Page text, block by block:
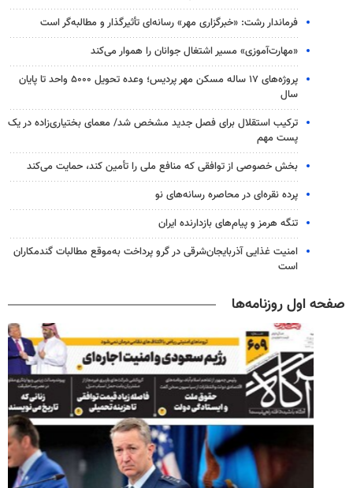
فرماندار رشت: «خبرگزاری مهر» رسانه‌ای تأثیرگذار و مطالبه‌گر است
«مهارت‌آموزی» مسیر اشتغال جوانان را هموار می‌کند
پروژه‌های ۱۷ ساله مسکن مهر پردیس؛ وعده تحویل ۵۰۰۰ واحد تا پایان
سال
ترکیب استقلال برای فصل جدید مشخص شد/ معمای بختیاری‌زاده در یک
پست مهم
بخش خصوصی از توافقی که منافع ملی را تأمین کند، حمایت می‌کند
پرده نقره‌ای در محاصره رسانه‌های نو
تنگه هرمز و پیام‌های بازدارنده ایران
امنیت غذایی آذربایجان‌شرقی در گرو پرداخت به‌موقع مطالبات گندمکاران
است
صفحه اول روزنامه‌ها